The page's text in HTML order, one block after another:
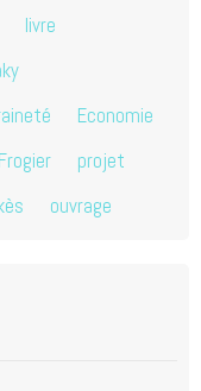
livre
Economie
Frogier
projet
ouvrage